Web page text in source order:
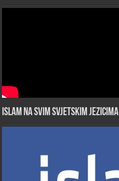
Islam na svim svjetskim jezicima